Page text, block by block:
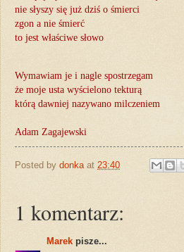
nie słyszy się już dziś o śmierci
zgon a nie śmierć
to jest właściwe słowo
Wymawiam je i nagle spostrzegam
że moje usta wyścielono tekturą
którą dawniej nazywano milczeniem
Adam Zagajewski
Posted by donka at 23:40
1 komentarz:
Marek pisze...